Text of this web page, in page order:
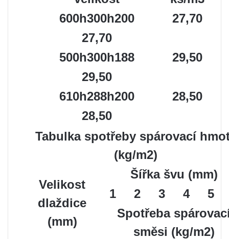
600h300h200
27,70
27,70
500h300h188
29,50
29,50
610h288h200
28,50
28,50
Tabulka spotřeby spárovací
(kg/m2)
Velikost
dlaždice
(mm)
Šířka švu (mm)
1
2 3 4
5
Spotřeba
směsi (kg/m2)